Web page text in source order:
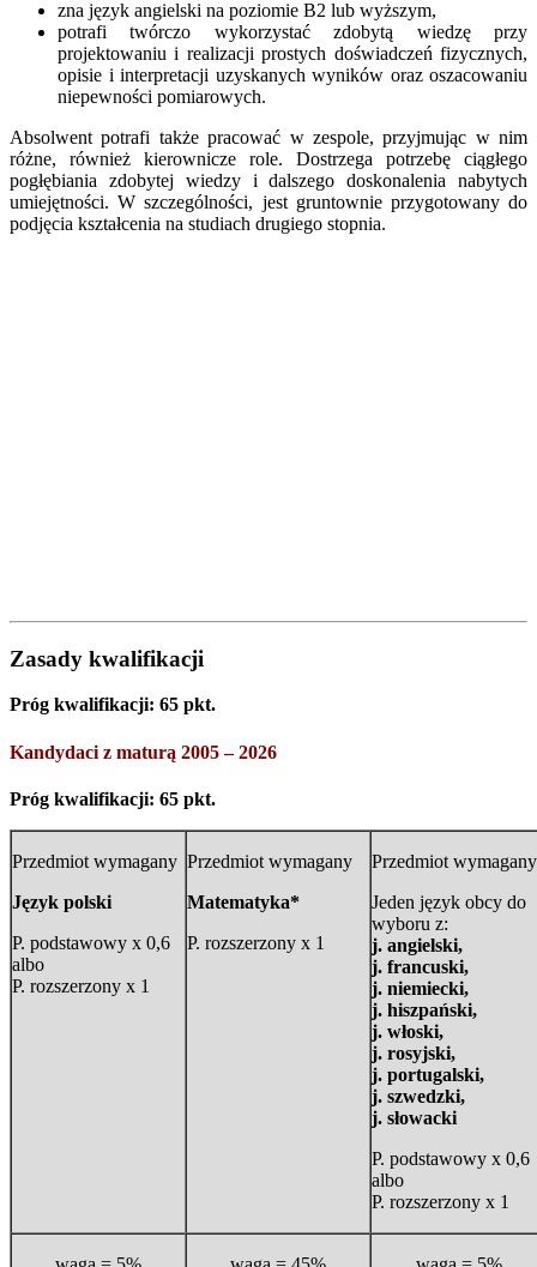
zna język angielski na poziomie B2 lub wyższym,
potrafi twórczo wykorzystać zdobytą wiedzę przy
projektowaniu i realizacji prostych doświadczeń fizycznych,
opisie i interpretacji uzyskanych wyników oraz oszacowaniu
niepewności pomiarowych.
Absolwent potrafi także pracować w zespole, przyjmując w nim
różne, również kierownicze role. Dostrzega potrzebę ciągłego
pogłębiania zdobytej wiedzy i dalszego doskonalenia nabytych
umiejętności. W szczególności, jest gruntownie przygotowany do
podjęcia kształcenia na studiach drugiego stopnia.
Zasady kwalifikacji
Próg kwalifikacji: 65 pkt.
Kandydaci z maturą 2005 – 2026
Próg kwalifikacji: 65 pkt.
Przedmiot wymagany
Język polski
P. podstawowy x 0,6
albo
P. rozszerzony x 1
Przedmiot wymagany
Matematyka*
P. rozszerzony x 1
Przedmiot wymagany
Jeden język obcy do
wyboru z:
j. angielski,
j. francuski,
j. niemiecki,
j. hiszpański,
j. włoski,
j. rosyjski,
j. portugalski,
j. szwedzki,
j. słowacki
P. podstawowy x 0,6
albo
P. rozszerzony x 1